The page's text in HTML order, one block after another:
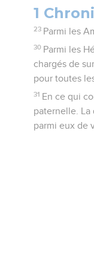
1
23 Parmi les
30 Parmi les
chargés de
pour toutes
31 En ce qui
paternelle. La
parmi eux de